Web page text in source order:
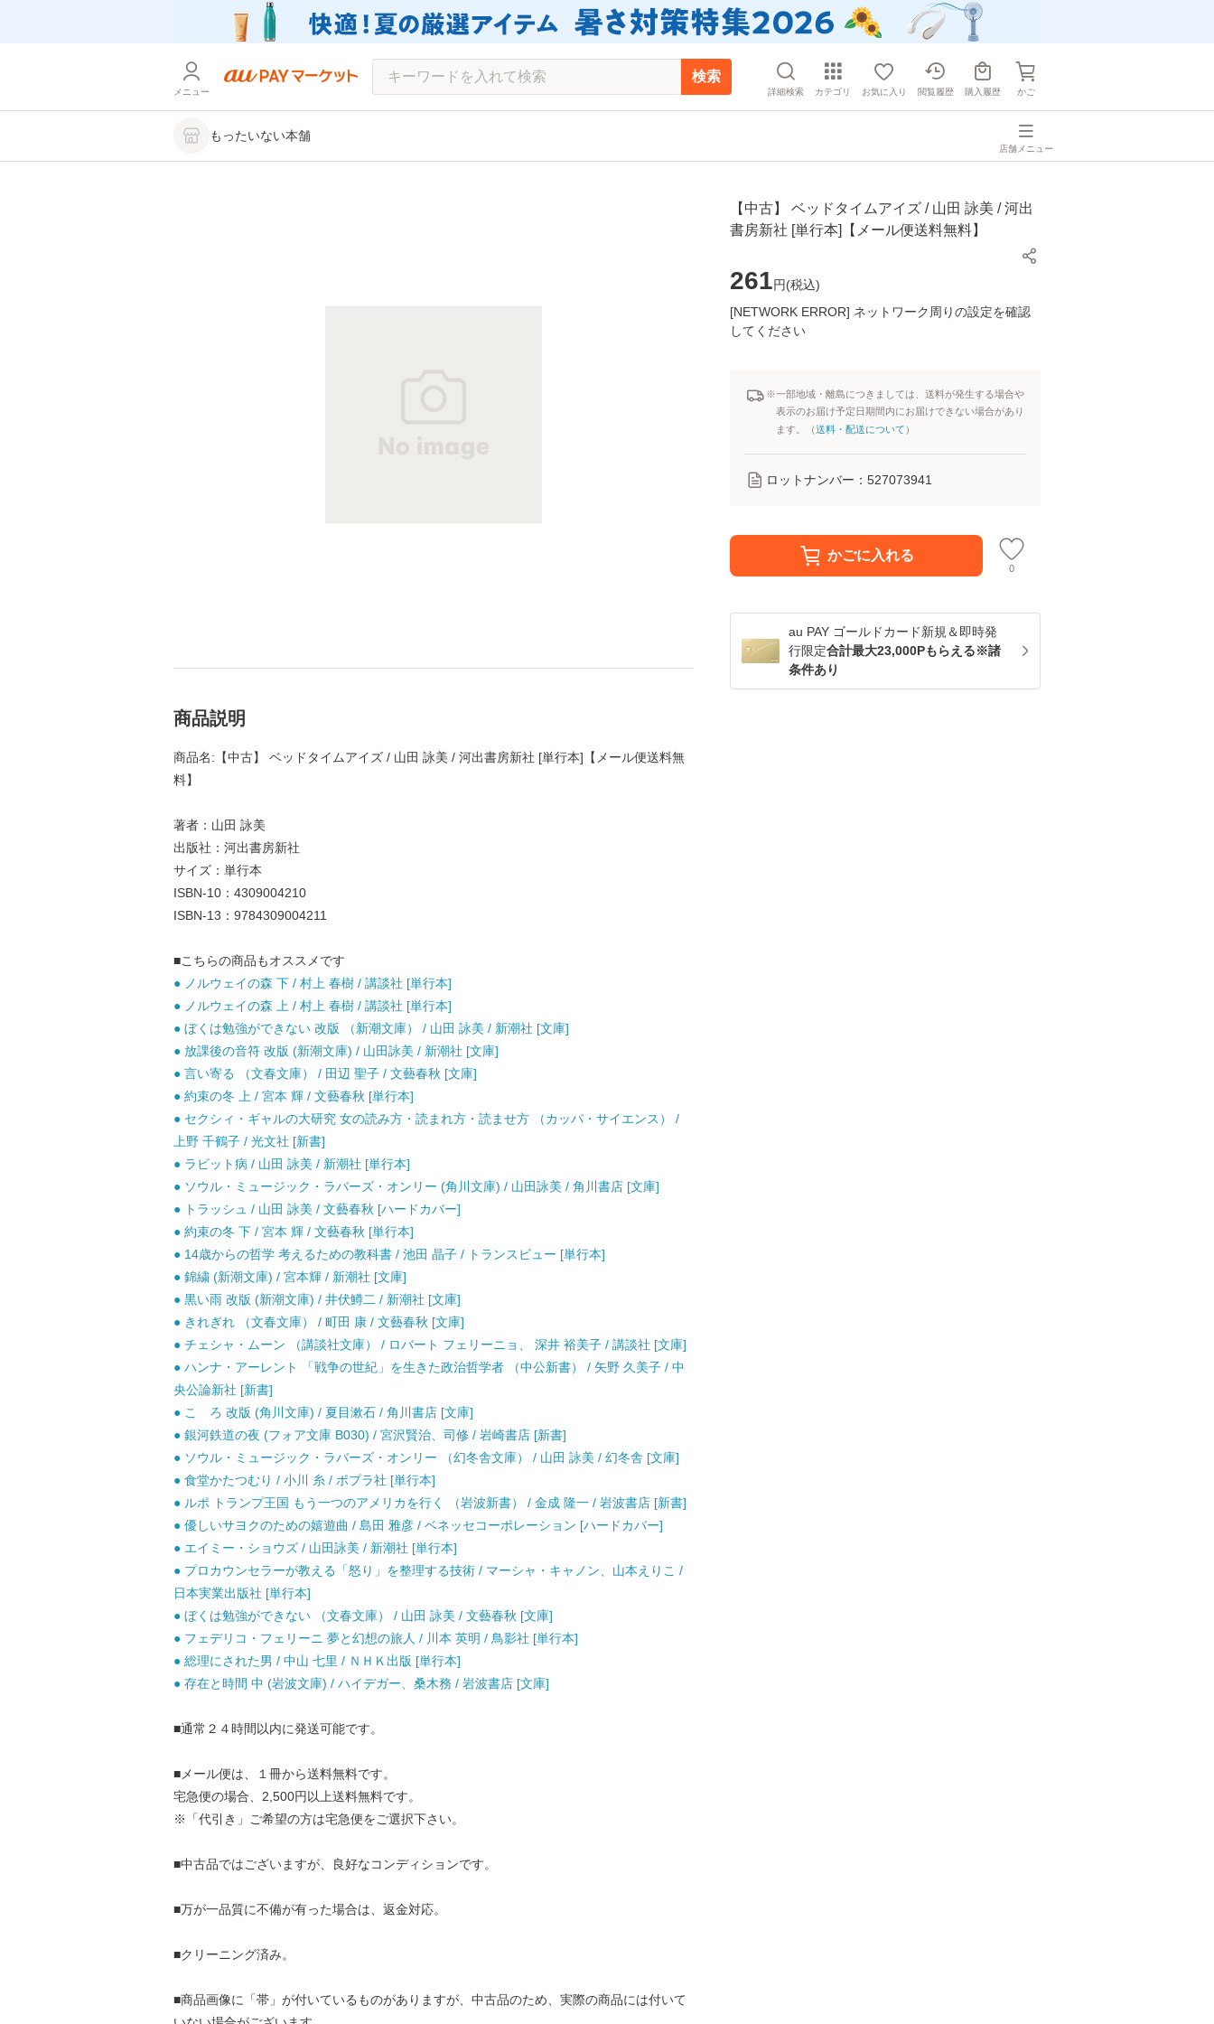
メニュー
検索
詳細検索 カテゴリ お気に入り 閲覧履歴 購入履歴 かご
もったいない本舗
店舗メニュー
【中古】 ベッドタイムアイズ / 山田 詠美 / 河出
書房新社 [単行本]【メール便送料無料】
261円(税込)
[NETWORK ERROR] ネットワーク周りの設定を確認
してください
※一部地域・離島につきましては、送料が発生する場合や
表示のお届け予定日期間内にお届けできない場合があり
ます。（送料・配送について ）
ロットナンバー： 527073941
かごに入れる
0
au PAY ゴールドカード新規＆即時発
行限定合計最大23,000Pもらえる※諸
条件あり
商品説明
商品名:【中古】 ベッドタイムアイズ / 山田 詠美 / 河出書房新社 [単行本]【メール便送料無
料】
著者：山田 詠美
出版社：河出書房新社
サイズ：単行本
ISBN-10：4309004210
ISBN-13：9784309004211
■こちらの商品もオススメです
● ノルウェイの森 下 / 村上 春樹 / 講談社 [単行本]
● ノルウェイの森 上 / 村上 春樹 / 講談社 [単行本]
● ぼくは勉強ができない 改版 （新潮文庫） / 山田 詠美 / 新潮社 [文庫]
● 放課後の音符 改版 (新潮文庫) / 山田詠美 / 新潮社 [文庫]
● 言い寄る （文春文庫） / 田辺 聖子 / 文藝春秋 [文庫]
● 約束の冬 上 / 宮本 輝 / 文藝春秋 [単行本]
● セクシィ・ギャルの大研究 女の読み方・読まれ方・読ませ方 （カッパ・サイエンス） /
上野 千鶴子 / 光文社 [新書]
● ラビット病 / 山田 詠美 / 新潮社 [単行本]
● ソウル・ミュージック・ラバーズ・オンリー (角川文庫) / 山田詠美 / 角川書店 [文庫]
● トラッシュ / 山田 詠美 / 文藝春秋 [ハードカバー]
● 約束の冬 下 / 宮本 輝 / 文藝春秋 [単行本]
● 14歳からの哲学 考えるための教科書 / 池田 晶子 / トランスビュー [単行本]
● 錦繍 (新潮文庫) / 宮本輝 / 新潮社 [文庫]
● 黒い雨 改版 (新潮文庫) / 井伏鱒二 / 新潮社 [文庫]
● きれぎれ （文春文庫） / 町田 康 / 文藝春秋 [文庫]
● チェシャ・ムーン （講談社文庫） / ロバート フェリーニョ、 深井 裕美子 / 講談社 [文庫]
● ハンナ・アーレント 「戦争の世紀」を生きた政治哲学者 （中公新書） / 矢野 久美子 / 中
央公論新社 [新書]
● こゝろ 改版 (角川文庫) / 夏目漱石 / 角川書店 [文庫]
● 銀河鉄道の夜 (フォア文庫 B030) / 宮沢賢治、司修 / 岩崎書店 [新書]
● ソウル・ミュージック・ラバーズ・オンリー （幻冬舎文庫） / 山田 詠美 / 幻冬舎 [文庫]
● 食堂かたつむり / 小川 糸 / ポプラ社 [単行本]
● ルポ トランプ王国 もう一つのアメリカを行く （岩波新書） / 金成 隆一 / 岩波書店 [新書]
● 優しいサヨクのための嬉遊曲 / 島田 雅彦 / ベネッセコーポレーション [ハードカバー]
● エイミー・ショウズ / 山田詠美 / 新潮社 [単行本]
● プロカウンセラーが教える「怒り」を整理する技術 / マーシャ・キャノン、山本えりこ /
日本実業出版社 [単行本]
● ぼくは勉強ができない （文春文庫） / 山田 詠美 / 文藝春秋 [文庫]
● フェデリコ・フェリーニ 夢と幻想の旅人 / 川本 英明 / 鳥影社 [単行本]
● 総理にされた男 / 中山 七里 / ＮＨＫ出版 [単行本]
● 存在と時間 中 (岩波文庫) / ハイデガー、桑木務 / 岩波書店 [文庫]
■通常２４時間以内に発送可能です。
■メール便は、１冊から送料無料です。
宅急便の場合、2,500円以上送料無料です。
※「代引き」ご希望の方は宅急便をご選択下さい。
■中古品ではございますが、良好なコンディションです。
■万が一品質に不備が有った場合は、返金対応。
■クリーニング済み。
■商品画像に「帯」が付いているものがありますが、中古品のため、実際の商品には付いて